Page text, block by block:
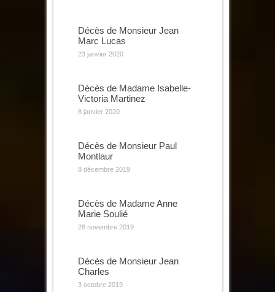
Décès de Monsieur Jean
Marc Lucas
23 janvier 2020
Décès de Madame Isabelle-
Victoria Martinez
8 janvier 2020
Décès de Monsieur Paul
Montlaur
8 décembre 2019
Décès de Madame Anne
Marie Soulié
28 novembre 2019
Décès de Monsieur Jean
Charles
3 octobre 2019